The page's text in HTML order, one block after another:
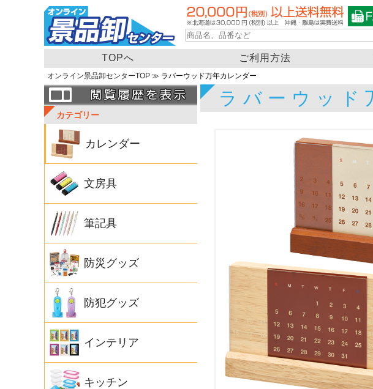
TOPへ ご利用方法
オンライン景品卸センターTOP ≫ ラバーウッド万年カレンダー
カテゴリー
カレンダー
文房具
筆記具
防災グッズ
防犯グッズ
インテリア
キッチン
ラバーウッド